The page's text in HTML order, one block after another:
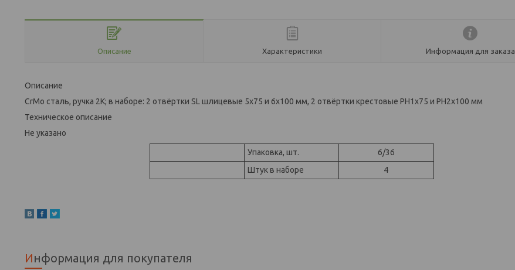
Описание Характеристики Информация для заказа
Описание
CrMo сталь, ручка 2К; в наборе: 2 отвёртки SL шлицевые 5х75 и 6x100 мм, 2 отвёртки крестовые PH1x75 и PH2x100 мм
Техническое описание
Не указано
Упаковка, шт.
6/36
Штук в наборе
4
Информация для покупателя